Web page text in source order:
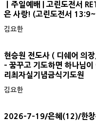
ㅣ주일예배 | 고린도전서
은 사랑! (고린도전서
김요한
현승원 전도사 ( 디쉐어 의
- 꿈꾸고 기도하면 하나님
리최자실기념금식기도원
김요한
2026-7-19/은혜(12)/한창수